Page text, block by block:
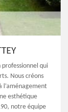
professionnel qui
Nous créons
l’aménagement
esthétique
notre équipe